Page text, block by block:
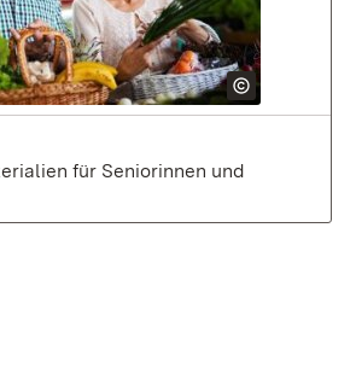
für Seniorinnen und